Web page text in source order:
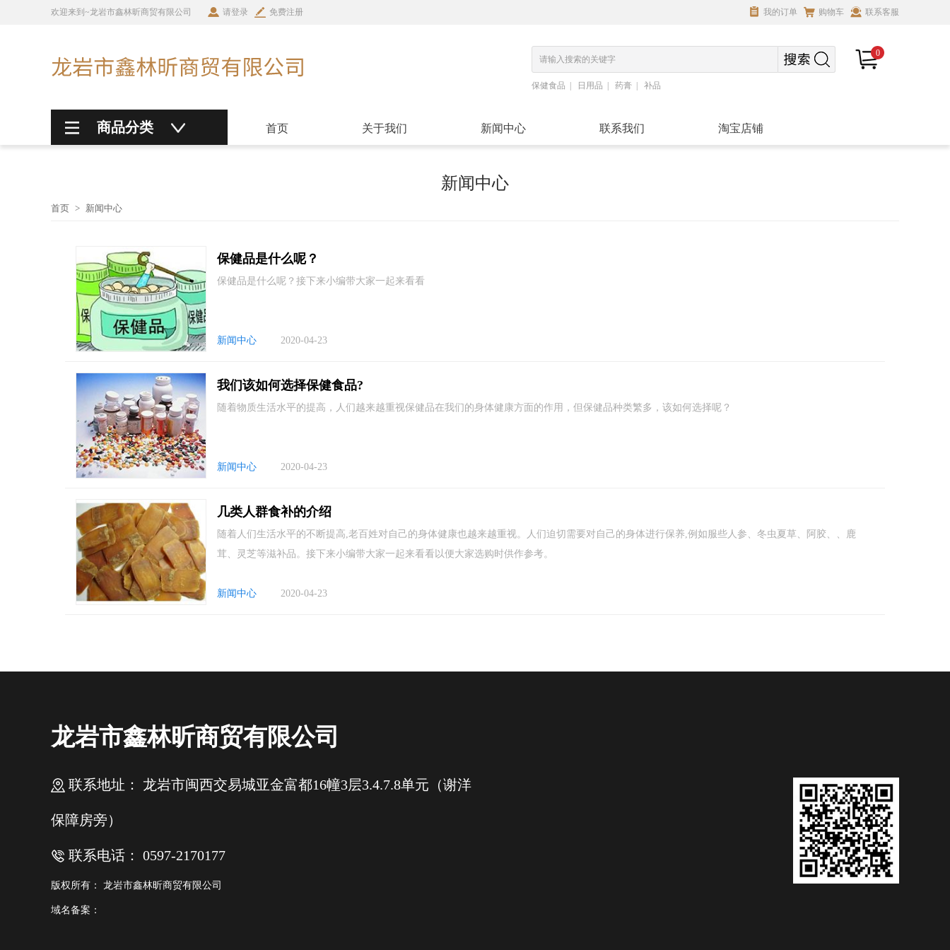
欢迎来到~龙岩市鑫林昕商贸有限公司 请登录 免费注册 我的订单 购物车 联系客服
保健食品 日用品 药膏 补品
0
商品分类 首页 关于我们 新闻中心 联系我们 淘宝店铺
新闻中心
首页 > 新闻中心
保健品是什么呢？
保健品是什么呢？接下来小编带大家一起来看看
新闻中心 2020-04-23
我们该如何选择保健食品?
随着物质生活水平的提高，人们越来越重视保健品在我们的身体健康方面的作用，但保健品种类繁多，该如何选择呢？
新闻中心 2020-04-23
几类人群食补的介绍
随着人们生活水平的不断提高,老百姓对自己的身体健康也越来越重视。人们迫切需要对自己的身体进行保养,例如服些人参、冬虫夏草、阿胶、、鹿
茸、灵芝等滋补品。接下来小编带大家一起来看看以便大家选购时供作参考。
新闻中心 2020-04-23
龙岩市鑫林昕商贸有限公司
联系地址： 龙岩市闽西交易城亚金富都16幢3层3.4.7.8单元（谢洋
保障房旁）
联系电话： 0597-2170177
版权所有： 龙岩市鑫林昕商贸有限公司
域名备案：